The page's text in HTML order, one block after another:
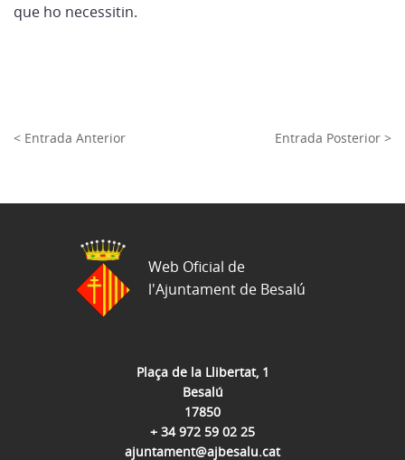
que ho necessitin.
< Entrada Anterior Entrada Posterior >
Plaça de la Llibertat, 1
Besalú
17850
+ 34 972 59 02 25
ajuntament@ajbesalu.cat
Web Oficial de
l'Ajuntament de Besalú